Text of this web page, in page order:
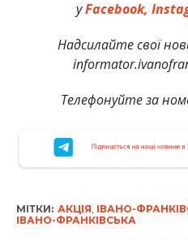
уFacebook,
Надсилайте свої
Телефонуйте за
МІТКИ: АКЦІЯ, ІВАНО-
ІВАНО-ФРАНКІВСЬКА